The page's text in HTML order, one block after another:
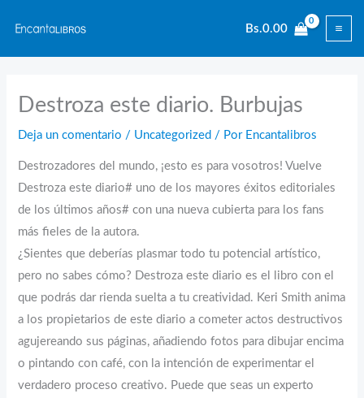
contenido
Bs.0.00
Destroza este diario. Burbujas
Deja un comentario / Uncategorized / Por Encantalibros
Destrozadores del mundo, ¡esto es para vosotros! Vuelve
Destroza este diario# uno de los mayores éxitos editoriales
de los últimos años# con una nueva cubierta para los fans
más fieles de la autora.
¿Sientes que deberías plasmar todo tu potencial artístico,
pero no sabes cómo? Destroza este diario es el libro con el
que podrás dar rienda suelta a tu creatividad. Keri Smith anima
a los propietarios de este diario a cometer actos destructivos
agujereando sus páginas, añadiendo fotos para dibujar encima
o pintando con café, con la intención de experimentar el
verdadero proceso creativo. Puede que seas un experto